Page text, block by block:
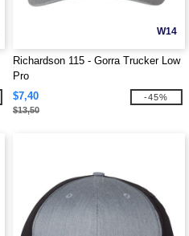
W14
Richardson 115 - Gorra Trucker Low
Pro
$7,40
$13,50
-45%